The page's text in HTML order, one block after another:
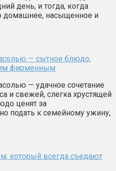
день, и тогда, когда
домашнее, насыщенное и
— сытное блюдо,
фирменным
— удачное сочетание
и свежей, слегка хрустящей
ценят за
подать к семейному ужину,
который всегда съедают